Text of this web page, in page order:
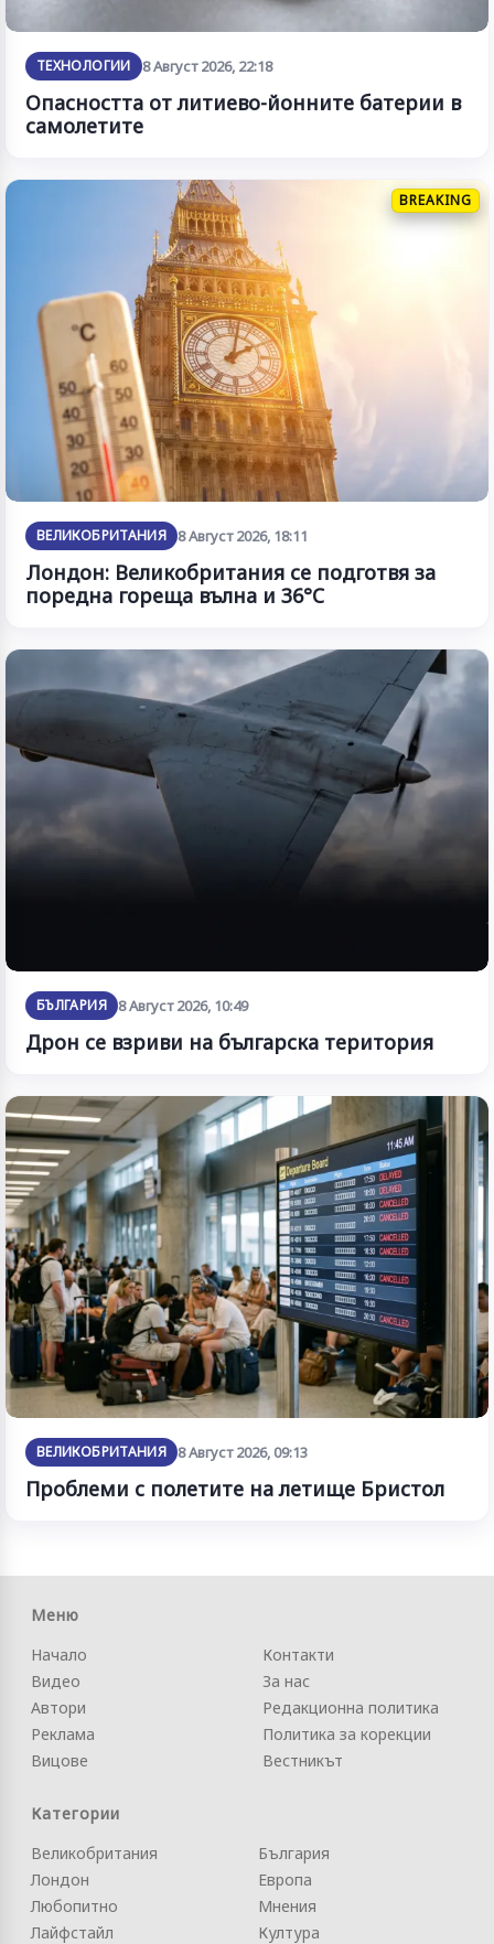
ТЕХНОЛОГИИ 8 Август 2026, 22:18
Опасността от литиево-йонните батерии в
самолетите
BREAKING
ВЕЛИКОБРИТАНИЯ 8 Август 2026, 18:11
Лондон: Великобритания се подготвя за
поредна гореща вълна и 36°C
БЪЛГАРИЯ 8 Август 2026, 10:49
Дрон се взриви на българска територия
ВЕЛИКОБРИТАНИЯ 8 Август 2026, 09:13
Проблеми с полетите на летище Бристол
Меню
Начало
Видео
Автори
Реклама
Вицове
Контакти
За нас
Редакционна политика
Политика за корекции
Вестникът
Категории
Великобритания
Лондон
Любопитно
Лайфстайл
България
Европа
Мнения
Култура